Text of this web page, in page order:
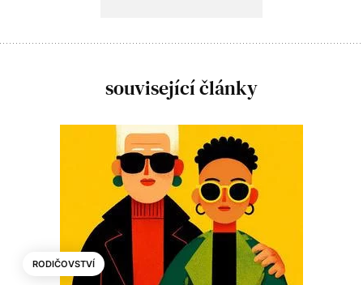
související články
RODIČOVSTVÍ